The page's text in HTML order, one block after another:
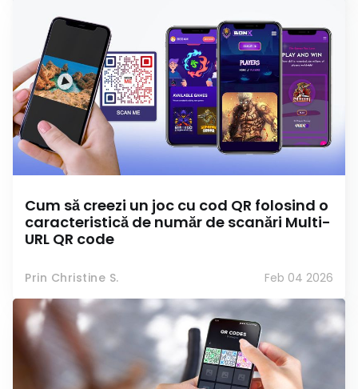
Cum să creezi un joc cu cod QR folosind o
caracteristică de număr de scanări Multi-
URL QR code
Prin Christine S. Feb 04 2026